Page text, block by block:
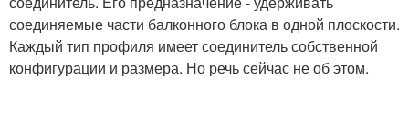
соединяемые части балконного блока в одной плоскости.
Каждый тип профиля имеет соединитель собственной
конфигурации и размера. Но речь сейчас не об этом.